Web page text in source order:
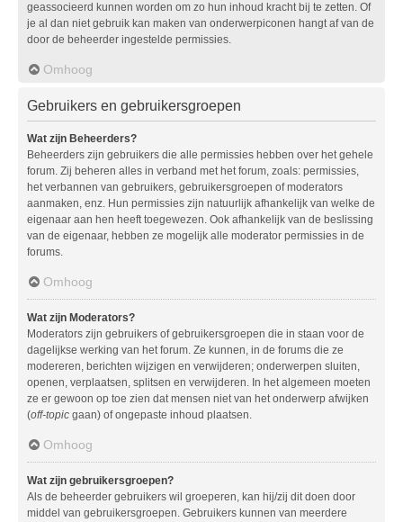
geassocieerd kunnen worden om zo hun inhoud kracht bij te zetten. Of
je al dan niet gebruik kan maken van onderwerpiconen hangt af van de
door de beheerder ingestelde permissies.
Omhoog
Gebruikers en gebruikersgroepen
Wat zijn Beheerders?
Beheerders zijn gebruikers die alle permissies hebben over het gehele
forum. Zij beheren alles in verband met het forum, zoals: permissies,
het verbannen van gebruikers, gebruikersgroepen of moderators
aanmaken, enz. Hun permissies zijn natuurlijk afhankelijk van welke de
eigenaar aan hen heeft toegewezen. Ook afhankelijk van de beslissing
van de eigenaar, hebben ze mogelijk alle moderator permissies in de
forums.
Omhoog
Wat zijn Moderators?
Moderators zijn gebruikers of gebruikersgroepen die in staan voor de
dagelijkse werking van het forum. Ze kunnen, in de forums die ze
modereren, berichten wijzigen en verwijderen; onderwerpen sluiten,
openen, verplaatsen, splitsen en verwijderen. In het algemeen moeten
ze er gewoon op toe zien dat mensen niet van het onderwerp afwijken
(off-topic gaan) of ongepaste inhoud plaatsen.
Omhoog
Wat zijn gebruikersgroepen?
Als de beheerder gebruikers wil groeperen, kan hij/zij dit doen door
middel van gebruikersgroepen. Gebruikers kunnen van meerdere